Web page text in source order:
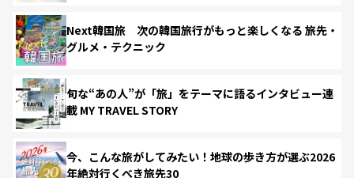
Next韓国旅 次の韓国旅行がもっと楽しくなる 旅先・
グルメ・テクニック
旬な“あの人”が「旅」をテーマに語るインタビュー連
載 MY TRAVEL STORY
今、こんな旅がしてみたい！地球の歩き方が選ぶ2026
年絶対行くべき旅先30